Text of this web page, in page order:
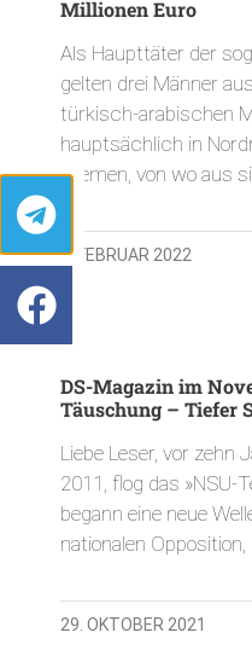
Millionen Euro
Als Haupttäter der
gelten drei Männer
türkisch-arabischen
hauptsächlich in
Bremen, von wo aus
8. FEBRUAR 2022
DS-Magazin im
Täuschung – Tiefer
Liebe Leser, vor zehn
2011, flog das »NSU-
begann eine neue
nationalen
29. OKTOBER 2021